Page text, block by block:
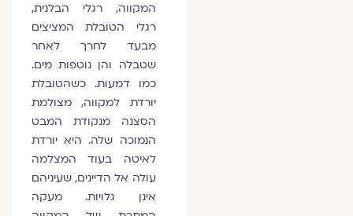
המקווה, רגלי הבלנית,
רגלי הטובלת המציצים
מבעד לחרך לאחר
שטבלה והן נוטפות מים.
כמו דמעות. כשהטובלת
יורדת למקווה, מצולמת
הסצנה מנקודת המבט
הנמוכה שלה. היא יורדת
לאיטה בעוד המצלמה
עולה אל הדיינים, שעיניהם
אינן גלויות. מעקה